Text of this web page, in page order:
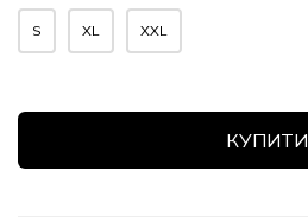
S XL XXL
КУПИТИ